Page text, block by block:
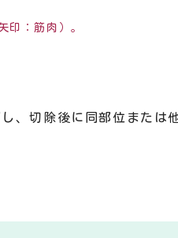
印：筋肉）。
、切除後に同部位または